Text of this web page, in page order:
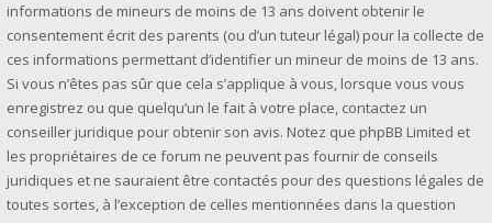
informations de mineurs de moins de 13 ans doivent obtenir le
consentement écrit des parents (ou d’un tuteur légal) pour la collecte de
ces informations permettant d’identifier un mineur de moins de 13 ans.
Si vous n’êtes pas sûr que cela s’applique à vous, lorsque vous vous
enregistrez ou que quelqu’un le fait à votre place, contactez un
conseiller juridique pour obtenir son avis. Notez que phpBB Limited et
les propriétaires de ce forum ne peuvent pas fournir de conseils
juridiques et ne sauraient être contactés pour des questions légales de
toutes sortes, à l’exception de celles mentionnées dans la question